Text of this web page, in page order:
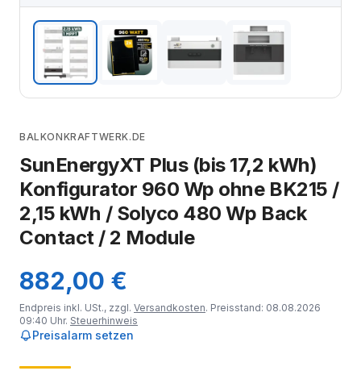
BALKONKRAFTWERK.DE
SunEnergyXT Plus (bis 17,2 kWh)
Konfigurator 960 Wp ohne BK215 /
2,15 kWh / Solyco 480 Wp Back
Contact / 2 Module
882,00 €
Endpreis inkl. USt., zzgl. Versandkosten. Preisstand: 08.08.2026
09:40 Uhr. Steuerhinweis
Preisalarm setzen